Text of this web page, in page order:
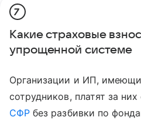
7
Какие страховые
упрощенной системе
Организации и ИП,
сотрудников, платят за
СФР без разбивки по